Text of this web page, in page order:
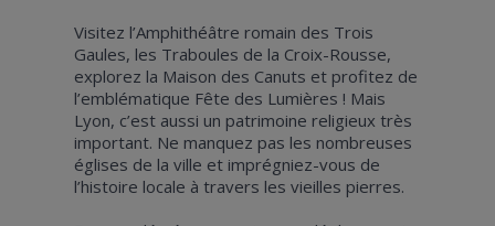
Visitez l’Amphithéâtre romain des Trois
Gaules, les Traboules de la Croix-Rousse,
explorez la Maison des Canuts et profitez de
l’emblématique Fête des Lumières ! Mais
Lyon, c’est aussi un patrimoine religieux très
important. Ne manquez pas les nombreuses
églises de la ville et imprégniez-vous de
l’histoire locale à travers les vieilles pierres.